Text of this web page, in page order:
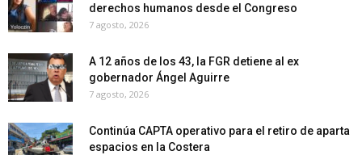
derechos humanos desde el Congreso
7 agosto, 2026
A 12 años de los 43, la FGR detiene al ex
gobernador Ángel Aguirre
7 agosto, 2026
Continúa CAPTA operativo para el retiro de aparta
espacios en la Costera